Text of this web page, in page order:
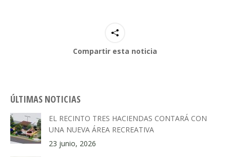
Compartir esta noticia
ÚLTIMAS NOTICIAS
EL RECINTO TRES HACIENDAS CONTARÁ CON
UNA NUEVA ÁREA RECREATIVA
23 junio, 2026